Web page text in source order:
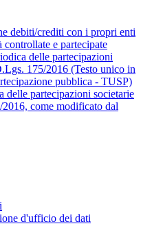
debiti/crediti con i propri enti
controllate e partecipate
delle partecipazioni
175/2016 (Testo unico in
pubblica - TUSP)
delle partecipazioni societarie
come modificato dal
d'ufficio dei dati